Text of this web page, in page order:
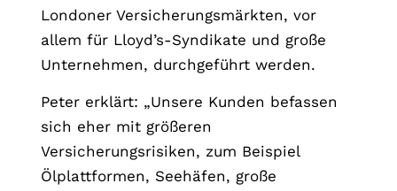
Londoner Versicherungsmärkten, vor
allem für Lloyd’s-Syndikate und große
Unternehmen, durchgeführt werden.
Peter erklärt: „Unsere Kunden befassen
sich eher mit größeren
Versicherungsrisiken, zum Beispiel
Ölplattformen, Seehäfen, große